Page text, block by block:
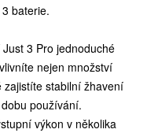
baterie.
3 Pro jednoduché
nejen množství
stabilní žhavení
používání.
výkon v několika